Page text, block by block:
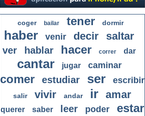
coger bailar tener dormir
haber venir decir saltar
ver hablar hacer correr dar
cantar jugar caminar
comer estudiar ser escribir
salir vivir andar ir amar
querer saber leer poder estar